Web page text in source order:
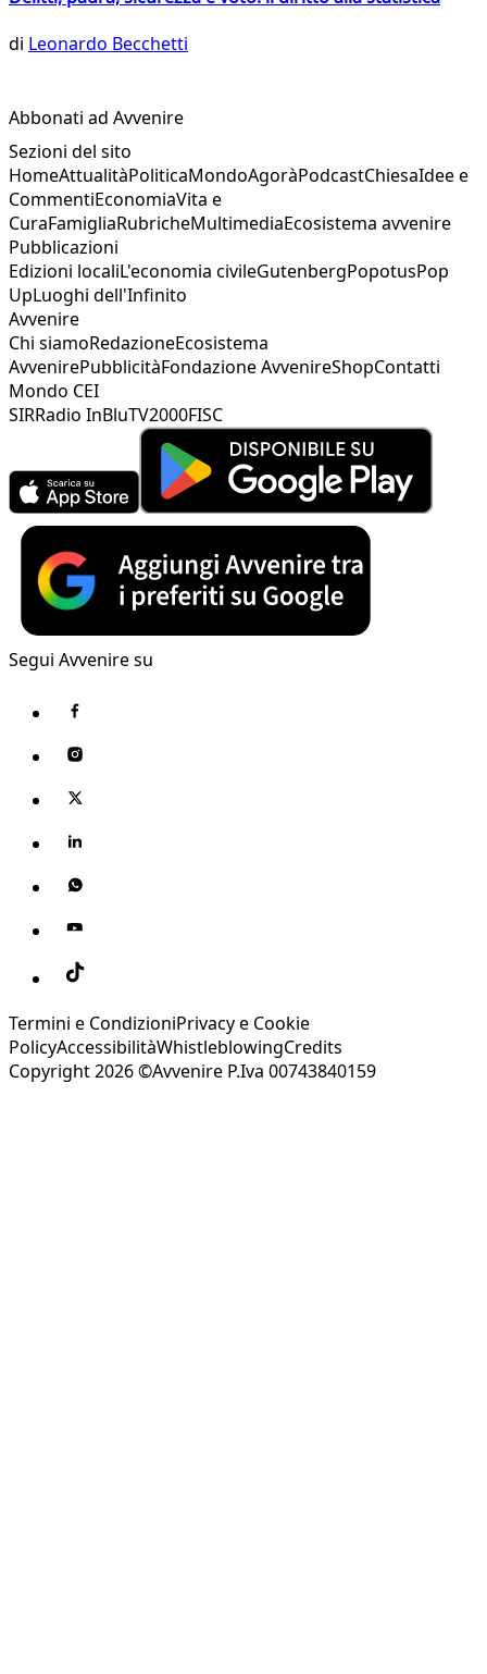
di Leonardo Becchetti
Abbonati ad Avvenire
Sezioni del sito
HomeAttualitàPoliticaMondoAgoràPodcastChiesaIdee e
CommentiEconomiaVita e
CuraFamigliaRubricheMultimediaEcosistema avvenire
Pubblicazioni
Edizioni localiL'economia civileGutenbergPopotusPop
UpLuoghi dell'Infinito
Avvenire
Chi siamoRedazioneEcosistema
AvvenirePubblicitàFondazione AvvenireShopContatti
Mondo CEI
SIRRadio InBluTV2000FISC
Segui Avvenire su
Termini e CondizioniPrivacy e Cookie
PolicyAccessibilitàWhistleblowingCredits
Copyright 2026 ©Avvenire P.Iva 00743840159